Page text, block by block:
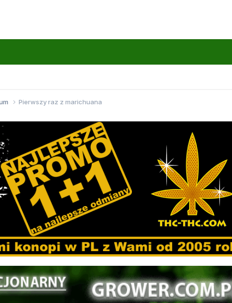
Pierwszy raz z marichuana